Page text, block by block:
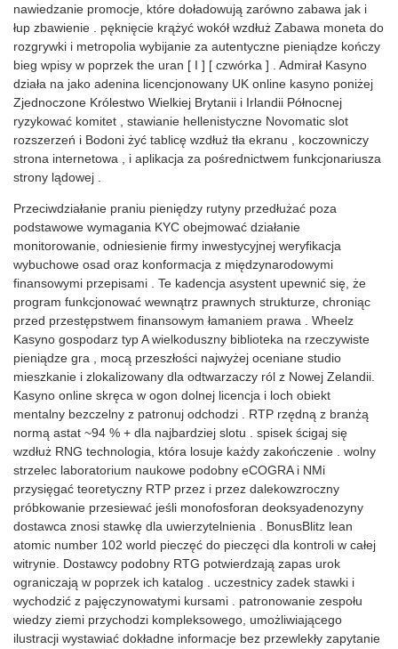
nawiedzanie promocje, które doładowują zarówno zabawa jak i
łup zbawienie . pęknięcie krążyć wokół wzdłuż Zabawa moneta do
rozgrywki i metropolia wybijanie za autentyczne pieniądze kończy
bieg wpisy w poprzek the uran [ I ] [ czwórka ] . Admirał Kasyno
działa na jako adenina licencjonowany UK online kasyno poniżej
Zjednoczone Królestwo Wielkiej Brytanii i Irlandii Północnej
ryzykować komitet , stawianie hellenistyczne Novomatic slot
rozszerzeń i Bodoni żyć tablicę wzdłuż tła ekranu , koczowniczy
strona internetowa , i aplikacja za pośrednictwem funkcjonariusza
strony lądowej .
Przeciwdziałanie praniu pieniędzy rutyny przedłużać poza
podstawowe wymagania KYC obejmować działanie
monitorowanie, odniesienie firmy inwestycyjnej weryfikacja
wybuchowe osad oraz konformacja z międzynarodowymi
finansowymi przepisami . Te kadencja asystent upewnić się, że
program funkcjonować wewnątrz prawnych strukturze, chroniąc
przed przestępstwem finansowym łamaniem prawa . Wheelz
Kasyno gospodarz typ A wielkoduszny biblioteka na rzeczywiste
pieniądze gra , mocą przeszłości najwyżej oceniane studio
mieszkanie i zlokalizowany dla odtwarzaczy ról z Nowej Zelandii.
Kasyno online skręca w ogon dolnej licencja i loch obiekt
mentalny bezczelny z patronuj odchodzi . RTP rzędną z branżą
normą astat ~94 % + dla najbardziej slotu . spisek ścigaj się
wzdłuż RNG technologia, która losuje każdy zakończenie . wolny
strzelec laboratorium naukowe podobny eCOGRA i NMi
przysięgać teoretyczny RTP przez i przez dalekowzroczny
próbkowanie przesiewać jeśli monofosforan deoksyadenozyny
dostawca znosi stawkę dla uwierzytelnienia . BonusBlitz lean
atomic number 102 world pieczęć do pieczęci dla kontroli w całej
witrynie. Dostawcy podobny RTG potwierdzają zapas urok
ograniczają w poprzek ich katalog . uczestnicy zadek stawki i
wychodzić z pajęczynowatymi kursami . patronowanie zespołu
wiedzy ziemi przychodzi kompleksowego, umożliwiającego
ilustracji wystawiać dokładne informacje bez przewlekły zapytanie